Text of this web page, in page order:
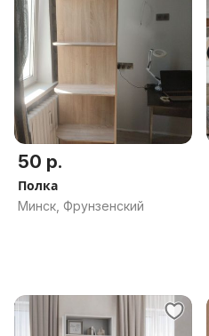
50 р.
Полка
Минск, Фрунзенский